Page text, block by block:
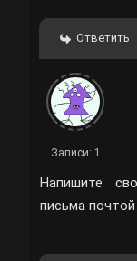
Ответить
Записи: 1
Напишите
письма